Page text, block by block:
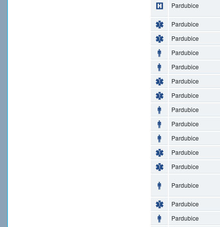
Pardubice
Pardubice
Pardubice
Pardubice
Pardubice
Pardubice
Pardubice
Pardubice
Pardubice
Pardubice
Pardubice
Pardubice
Pardubice
Pardubice
Pardubice